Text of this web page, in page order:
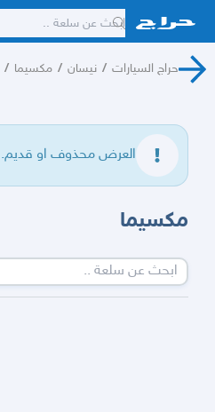
حراج السيارات / نيسان / مكسيما /
العرض محذوف او قديم.
مكسيما